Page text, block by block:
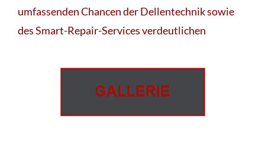
umfassenden Chancen der Dellentechnik sowie
des Smart-Repair-Services verdeutlichen